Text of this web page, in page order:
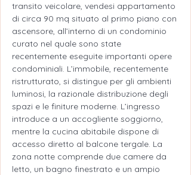
transito veicolare, vendesi appartamento
di circa 90 mq situato al primo piano con
ascensore, all’interno di un condominio
curato nel quale sono state
recentemente eseguite importanti opere
condominiali. L’immobile, recentemente
ristrutturato, si distingue per gli ambienti
luminosi, la razionale distribuzione degli
spazi e le finiture moderne. L’ingresso
introduce a un accogliente soggiorno,
mentre la cucina abitabile dispone di
accesso diretto al balcone tergale. La
zona notte comprende due camere da
letto, un bagno finestrato e un ampio